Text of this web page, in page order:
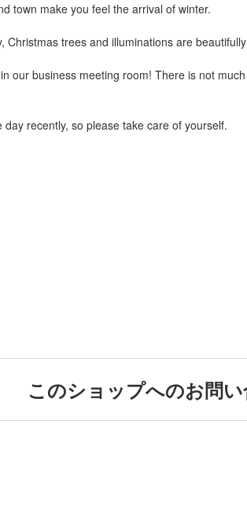
town make you feel the arrival of winter.
Christmas trees and illuminations are
our business meeting room! There is not
recently, so please take care of yourself.
このショップへのお問